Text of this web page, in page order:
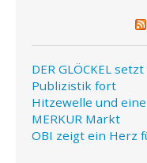
DER GLÖCKEL
Publizistik fort
Hitzewelle und
MERKUR Markt
OBI zeigt ein Herz